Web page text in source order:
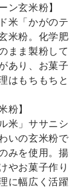
ン玄米粉】
米「かがの
米粉。化学
まま製粉し
あり、お菓
はもちもち
粉】
米」ササニ
いの玄米粉
みを使用。
やお菓子作
に幅広く活躍